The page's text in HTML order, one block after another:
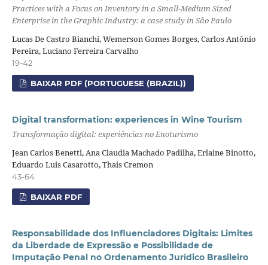
Practices with a Focus on Inventory in a Small-Medium Sized
Enterprise in the Graphic Industry: a case study in São Paulo
Lucas De Castro Bianchi, Wemerson Gomes Borges, Carlos Antônio
Pereira, Luciano Ferreira Carvalho
19-42
BAIXAR PDF (PORTUGUESE (BRAZIL))
Digital transformation: experiences in Wine Tourism
Transformação digital: experiências no Enoturismo
Jean Carlos Benetti, Ana Claudia Machado Padilha, Erlaine Binotto,
Eduardo Luis Casarotto, Thais Cremon
43-64
BAIXAR PDF
Responsabilidade dos Influenciadores Digitais: Limites
da Liberdade de Expressão e Possibilidade de
Imputação Penal no Ordenamento Jurídico Brasileiro